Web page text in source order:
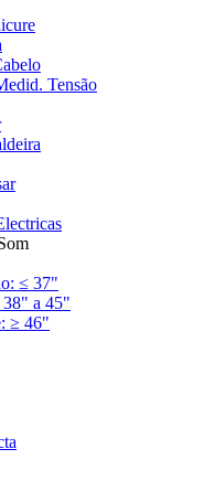
Tensão
≤ 37"
a 45"
≥ 46"